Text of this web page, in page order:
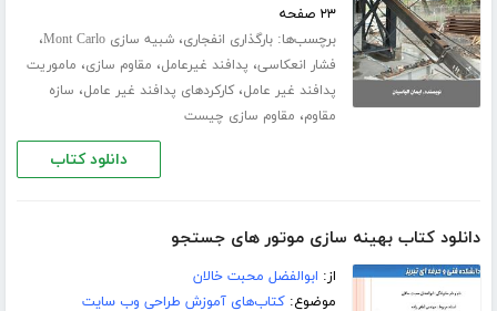
۲۳ صفحه
برچسب‌ها:بارگذاری انفجاری،شبیه سازی Mont Carlo ،
فشار انعکاسی، پدافند غیرعامل، مقاوم سازی، ماموریت
پدافند غیر عامل،کارکردهای پدافند غیر عامل، سازه
مقاوم، مقاوم سازی چیست
دانلود کتاب
دانلود کتاب بهینه سازی موتور های جستجو
از: ابوالفضل محبت خالان
موضوع:کتاب‌های آموزش طراحی وب سایت